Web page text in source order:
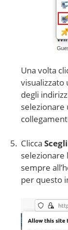
Una volta
visualizzato
degli
selezionare
Clicca
selezionare
sempre
per questo